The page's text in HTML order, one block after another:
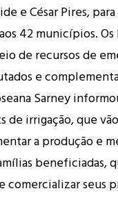
e César Pires,
42 municípios.
de recursos de
e
Sarney
de irrigação, que
a produção e
beneficiadas,
comercializar seus